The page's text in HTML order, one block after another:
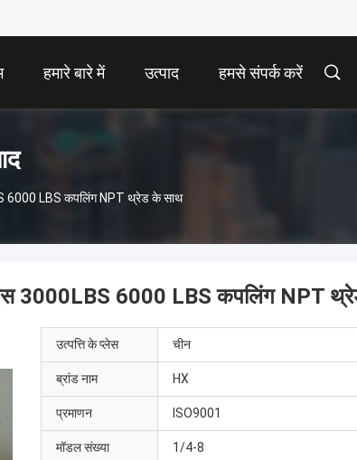
हमारे बारे में उत्पाद हमसे संपर्क करें
6000 LBS कपलिंग NPT थ्रेड के साथ
3000LBS 6000 LBS कपलिंग NPT
उत्पत्ति के प्लेस चीन
ब्रांड नाम HX
प्रमाणन ISO9001
मॉडल संख्या 1/4-8